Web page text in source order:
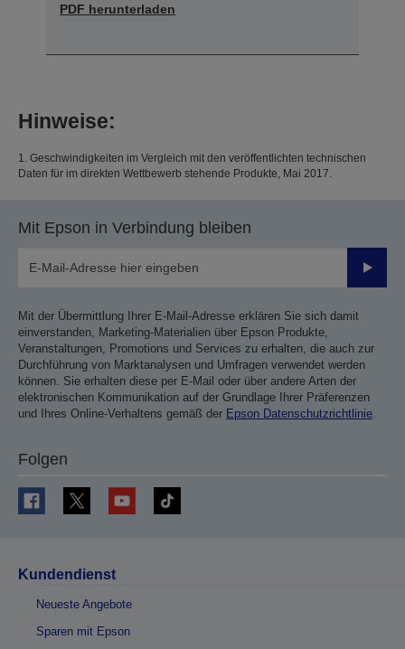
PDF herunterladen
Hinweise:
1. Geschwindigkeiten im Vergleich mit den veröffentlichten technischen
Daten für im direkten Wettbewerb stehende Produkte, Mai 2017.
Mit Epson in Verbindung bleiben
Mit der Übermittlung Ihrer E-Mail-Adresse erklären Sie sich damit
einverstanden, Marketing-Materialien über Epson Produkte,
Veranstaltungen, Promotions und Services zu erhalten, die auch zur
Durchführung von Marktanalysen und Umfragen verwendet werden
können. Sie erhalten diese per E-Mail oder über andere Arten der
elektronischen Kommunikation auf der Grundlage Ihrer Präferenzen
und Ihres Online-Verhaltens gemäß der Epson Datenschutzrichtlinie.
Folgen
Kundendienst
Neueste Angebote
Sparen mit Epson